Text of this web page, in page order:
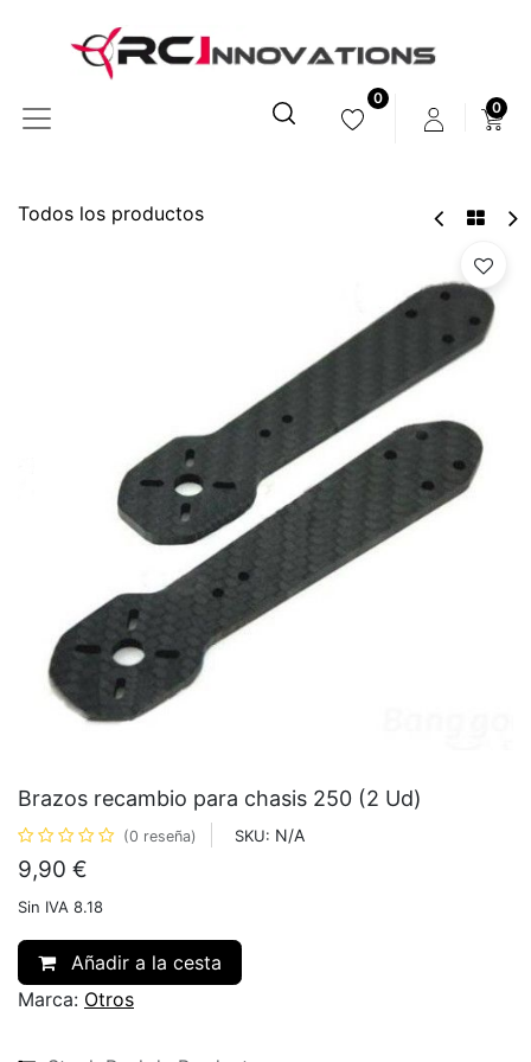
0
0
Todos los productos
Brazos recambio para chasis 250 (2 Ud)
(0 reseña) SKU: N/A
9,90 €
Sin IVA 8.18
Añadir a la cesta
Marca: Otros